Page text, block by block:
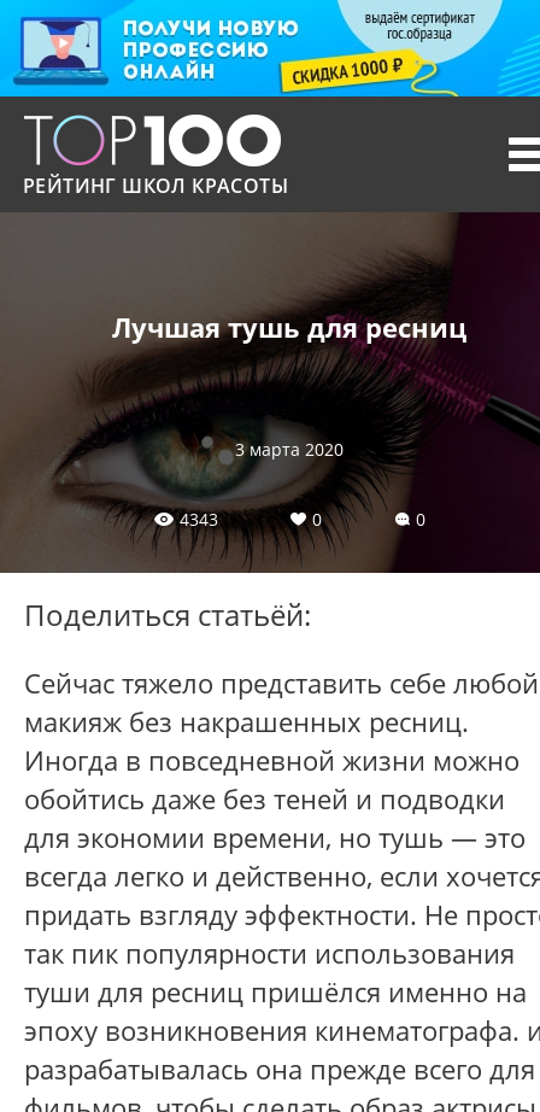
РЕЙТИНГ ШКОЛ КРАСОТЫ
Лучшая тушь для ресниц
3 марта 2020
4343 0 0
Поделиться статьёй:
Сейчас тяжело представить себе любой
макияж без накрашенных ресниц.
Иногда в повседневной жизни можно
обойтись даже без теней и подводки
для экономии времени, но тушь — это
всегда легко и действенно, если
придать взгляду эффектности. Не
так пик популярности использования
туши для ресниц пришёлся именно на
эпоху возникновения кинематографа.
разрабатывалась она прежде всего для